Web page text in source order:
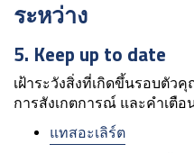
ระหว่าง
5. Keep up to date
เฝ้าระวังสิ่งที่เกิดขึ้นรอบตั
การสังเกตการณ์ และคำเตือ
แทสอะเลิร์ต